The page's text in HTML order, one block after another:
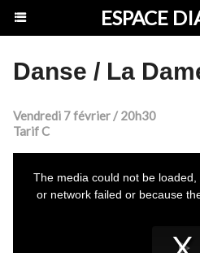
ESPACE
Danse / La
Vendredi 7 février / 20h30
Tarif C